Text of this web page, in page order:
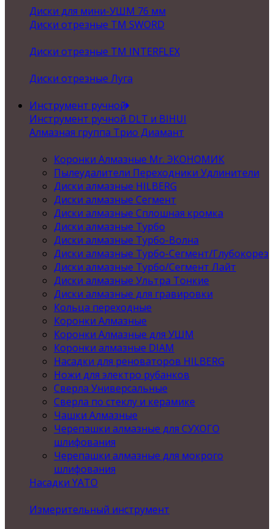
Диски для мини-УШМ 76 мм
Диски отрезные ТМ SWORD
Диски отрезные ТМ INTERFLEX
Диски отрезные Луга
Инструмент ручной
Инструмент ручной DLT и BIHUI
Алмазная группа Трио Диамант
Коронки Алмазные Mr. ЭКОНОМИК
Пылеудалители Переходники Удлинители
Диски алмазные HILBERG
Диски алмазные Сегмент
Диски алмазные Сплошная кромка
Диски алмазные Турбо
Диски алмазные Турбо-Волна
Диски алмазные Турбо-Сегмент/Глубокорез
Диски алмазные Турбо/Сегмент Лайт
Диски алмазные Ультра Тонкие
Диски алмазные для гравировки
Кольца переходные
Коронки Алмазные
Коронки Алмазные для УШМ
Коронки алмазные DIAM
Насадки для реноваторов HILBERG
Ножи для электро рубанков
Сверла Универсальные
Сверла по стеклу и керамике
Чашки Алмазные
Черепашки алмазные для СУХОГО
шлифования
Черепашки алмазные для мокрого
шлифования
Насадки YATO
Измерительный инструмент